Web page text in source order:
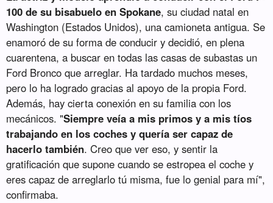
100 de su bisabuelo en Spokane, su ciudad natal en
Washington (Estados Unidos), una camioneta antigua. Se
enamoró de su forma de conducir y decidió, en plena
cuarentena, a buscar en todas las casas de subastas un
Ford Bronco que arreglar. Ha tardado muchos meses,
pero lo ha logrado gracias al apoyo de la propia Ford.
Además, hay cierta conexión en su familia con los
mecánicos. "Siempre veía a mis primos y a mis tíos
trabajando en los coches y quería ser capaz de
hacerlo también. Creo que ver eso, y sentir la
gratificación que supone cuando se estropea el coche y
eres capaz de arreglarlo tú misma, fue lo genial para mí",
confirmaba.